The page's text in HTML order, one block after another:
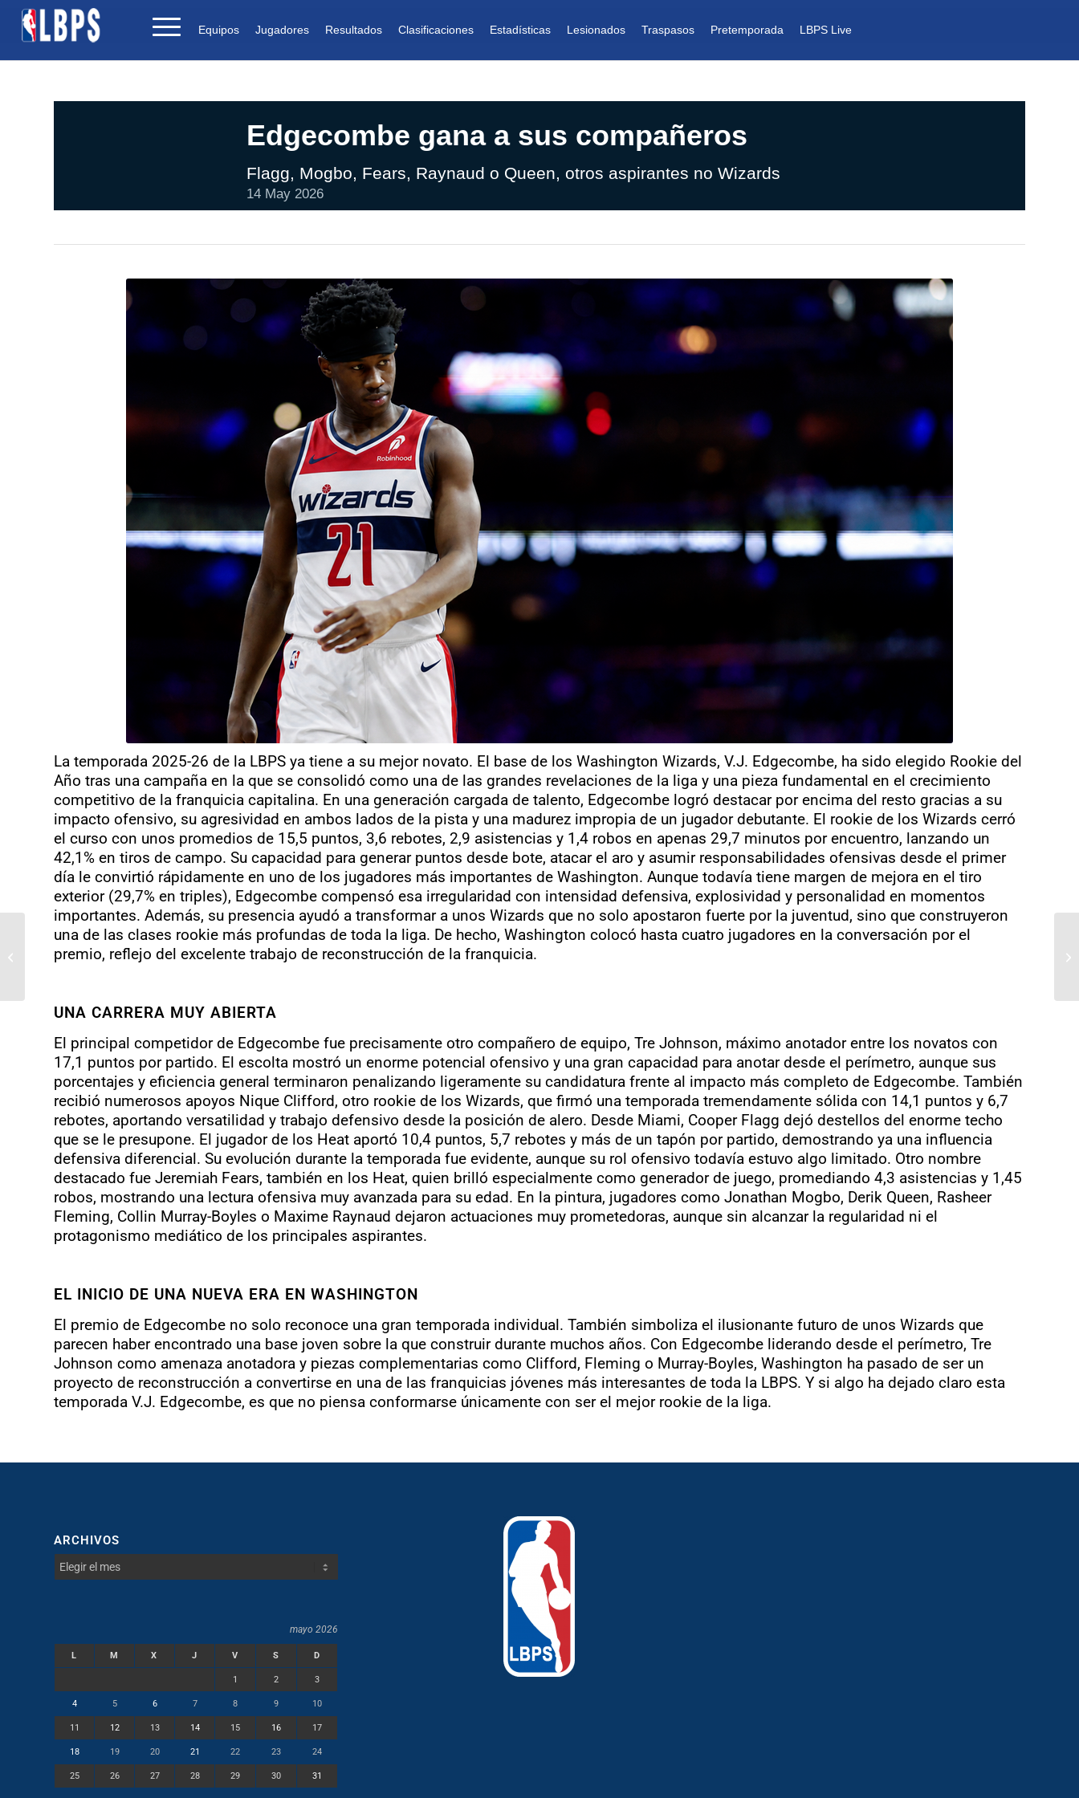
Equipos Jugadores Resultados Clasificaciones Estadísticas Lesionados Traspasos Pretemporada LBPS Live
Edgecombe gana a sus compañeros
Flagg, Mogbo, Fears, Raynaud o Queen, otros aspirantes no Wizards
14 May 2026
La temporada 2025-26 de la LBPS ya tiene a su mejor novato. El base de los Washington Wizards, V.J. Edgecombe, ha sido elegido Rookie del
Año tras una campaña en la que se consolidó como una de las grandes revelaciones de la liga y una pieza fundamental en el crecimiento
competitivo de la franquicia capitalina. En una generación cargada de talento, Edgecombe logró destacar por encima del resto gracias a su
impacto ofensivo, su agresividad en ambos lados de la pista y una madurez impropia de un jugador debutante. El rookie de los Wizards cerró
el curso con unos promedios de 15,5 puntos, 3,6 rebotes, 2,9 asistencias y 1,4 robos en apenas 29,7 minutos por encuentro, lanzando un
42,1% en tiros de campo. Su capacidad para generar puntos desde bote, atacar el aro y asumir responsabilidades ofensivas desde el primer
día le convirtió rápidamente en uno de los jugadores más importantes de Washington. Aunque todavía tiene margen de mejora en el tiro
exterior (29,7% en triples), Edgecombe compensó esa irregularidad con intensidad defensiva, explosividad y personalidad en momentos
importantes. Además, su presencia ayudó a transformar a unos Wizards que no solo apostaron fuerte por la juventud, sino que construyeron
una de las clases rookie más profundas de toda la liga. De hecho, Washington colocó hasta cuatro jugadores en la conversación por el
premio, reflejo del excelente trabajo de reconstrucción de la franquicia.
UNA CARRERA MUY ABIERTA
El principal competidor de Edgecombe fue precisamente otro compañero de equipo, Tre Johnson, máximo anotador entre los novatos con
17,1 puntos por partido. El escolta mostró un enorme potencial ofensivo y una gran capacidad para anotar desde el perímetro, aunque sus
porcentajes y eficiencia general terminaron penalizando ligeramente su candidatura frente al impacto más completo de Edgecombe. También
recibió numerosos apoyos Nique Clifford, otro rookie de los Wizards, que firmó una temporada tremendamente sólida con 14,1 puntos y 6,7
rebotes, aportando versatilidad y trabajo defensivo desde la posición de alero. Desde Miami, Cooper Flagg dejó destellos del enorme techo
que se le presupone. El jugador de los Heat aportó 10,4 puntos, 5,7 rebotes y más de un tapón por partido, demostrando ya una influencia
defensiva diferencial. Su evolución durante la temporada fue evidente, aunque su rol ofensivo todavía estuvo algo limitado. Otro nombre
destacado fue Jeremiah Fears, también en los Heat, quien brilló especialmente como generador de juego, promediando 4,3 asistencias y 1,45
robos, mostrando una lectura ofensiva muy avanzada para su edad. En la pintura, jugadores como Jonathan Mogbo, Derik Queen, Rasheer
Fleming, Collin Murray-Boyles o Maxime Raynaud dejaron actuaciones muy prometedoras, aunque sin alcanzar la regularidad ni el
protagonismo mediático de los principales aspirantes.
EL INICIO DE UNA NUEVA ERA EN WASHINGTON
El premio de Edgecombe no solo reconoce una gran temporada individual. También simboliza el ilusionante futuro de unos Wizards que
parecen haber encontrado una base joven sobre la que construir durante muchos años. Con Edgecombe liderando desde el perímetro, Tre
Johnson como amenaza anotadora y piezas complementarias como Clifford, Fleming o Murray-Boyles, Washington ha pasado de ser un
proyecto de reconstrucción a convertirse en una de las franquicias jóvenes más interesantes de toda la LBPS. Y si algo ha dejado claro esta
temporada V.J. Edgecombe, es que no piensa conformarse únicamente con ser el mejor rookie de la liga.
ARCHIVOS
mayo 2026
L M X J V S D
1 2 3
4 5 6 7 8 9 10
11 12 13 14 15 16 17
18 19 20 21 22 23 24
25 26 27 28 29 30 31
Wembanyama repite
como mejor defensor